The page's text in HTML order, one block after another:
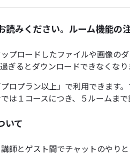
読みください。ルーム機能の
プロードしたファイルや画像の
ぎるとダウンロードできなくなり
ロプラン以上」で利用できます
は１コースにつき、５ルームまで
いて
師とゲスト間でチャットのやりと